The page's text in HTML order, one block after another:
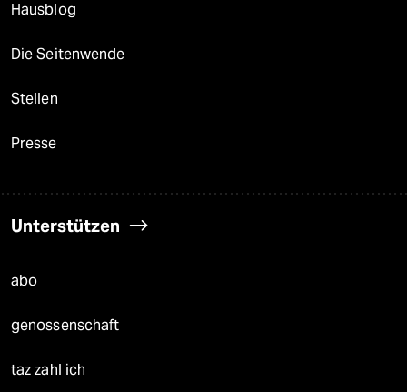
Hausblog
Die Seitenwende
Stellen
Presse
Unterstützen
abo
genossenschaft
taz zahl ich